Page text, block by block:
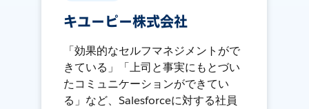
キユーピー株式会社
「効果的なセルフマネジメントがで
きている」「上司と事実にもとづい
たコミュニケーションができてい
る」など、Salesforceに対する社員